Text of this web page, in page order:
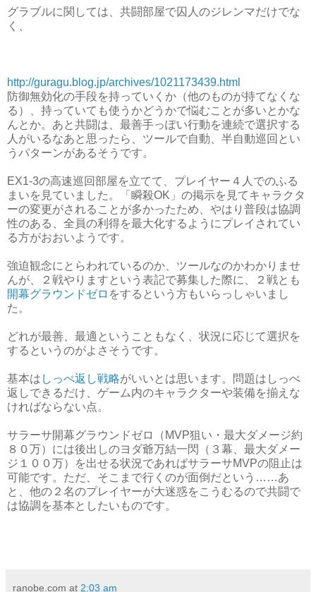
グラブルに関しては、共闘部屋で囚人のジレンマだけでな
く、
http://guragu.blog.jp/archives/1021173439.html
防御無効化の手段を持っていくか（他のものが持てなくな
る）、持っていても使うかどうかで悩むことが多いとかな
んとか。あと共闘は、最善手っぽい行動を連続で選択する
人がいるなあと思ったら、ツールで自動、半自動巡回とい
うパターンがあるそうです。
EX1-3の高速巡回部屋を立てて、プレイヤー４人でのふる
まいを見ていました。「瞬殺OK」の掲示を見てキャラクタ
ーの変更がされることが多かったため、やはり普段は協調
性のある、全員の利得を最大化するようにプレイされてい
る方がおおいようです。
強迫観念にとらわれているのか、ツールなのかわかりませ
んが、２戦やりますという表記で募集した際に、２戦とも
開幕グラウンドゼロ をするという方もいらっしゃいまし
た。
どれが最善、最適ということもなく、状況に応じて選択を
するというのがよさそうです。
基本は しっぺ返し戦略がいいとは思います。問題はしっぺ
返しできるだけ、ゲーム内のキャラクターや装備を揃えな
ければならない点。
サラーサ開幕グラウンドゼロ（MVP狙い・最大ダメージ約
８０万）には後出しのヨダ爺万結一閃（３幕、最大ダメー
ジ１００万）を出せる状況であればサラーサMVPの阻止は
可能です。ただ、そこまで行くのが面倒だという……あ
と、他の２名のプレイヤーが大迷惑をこうむるので共闘で
は協調を基本としたいものです。
ranobe.com at 2:03 am